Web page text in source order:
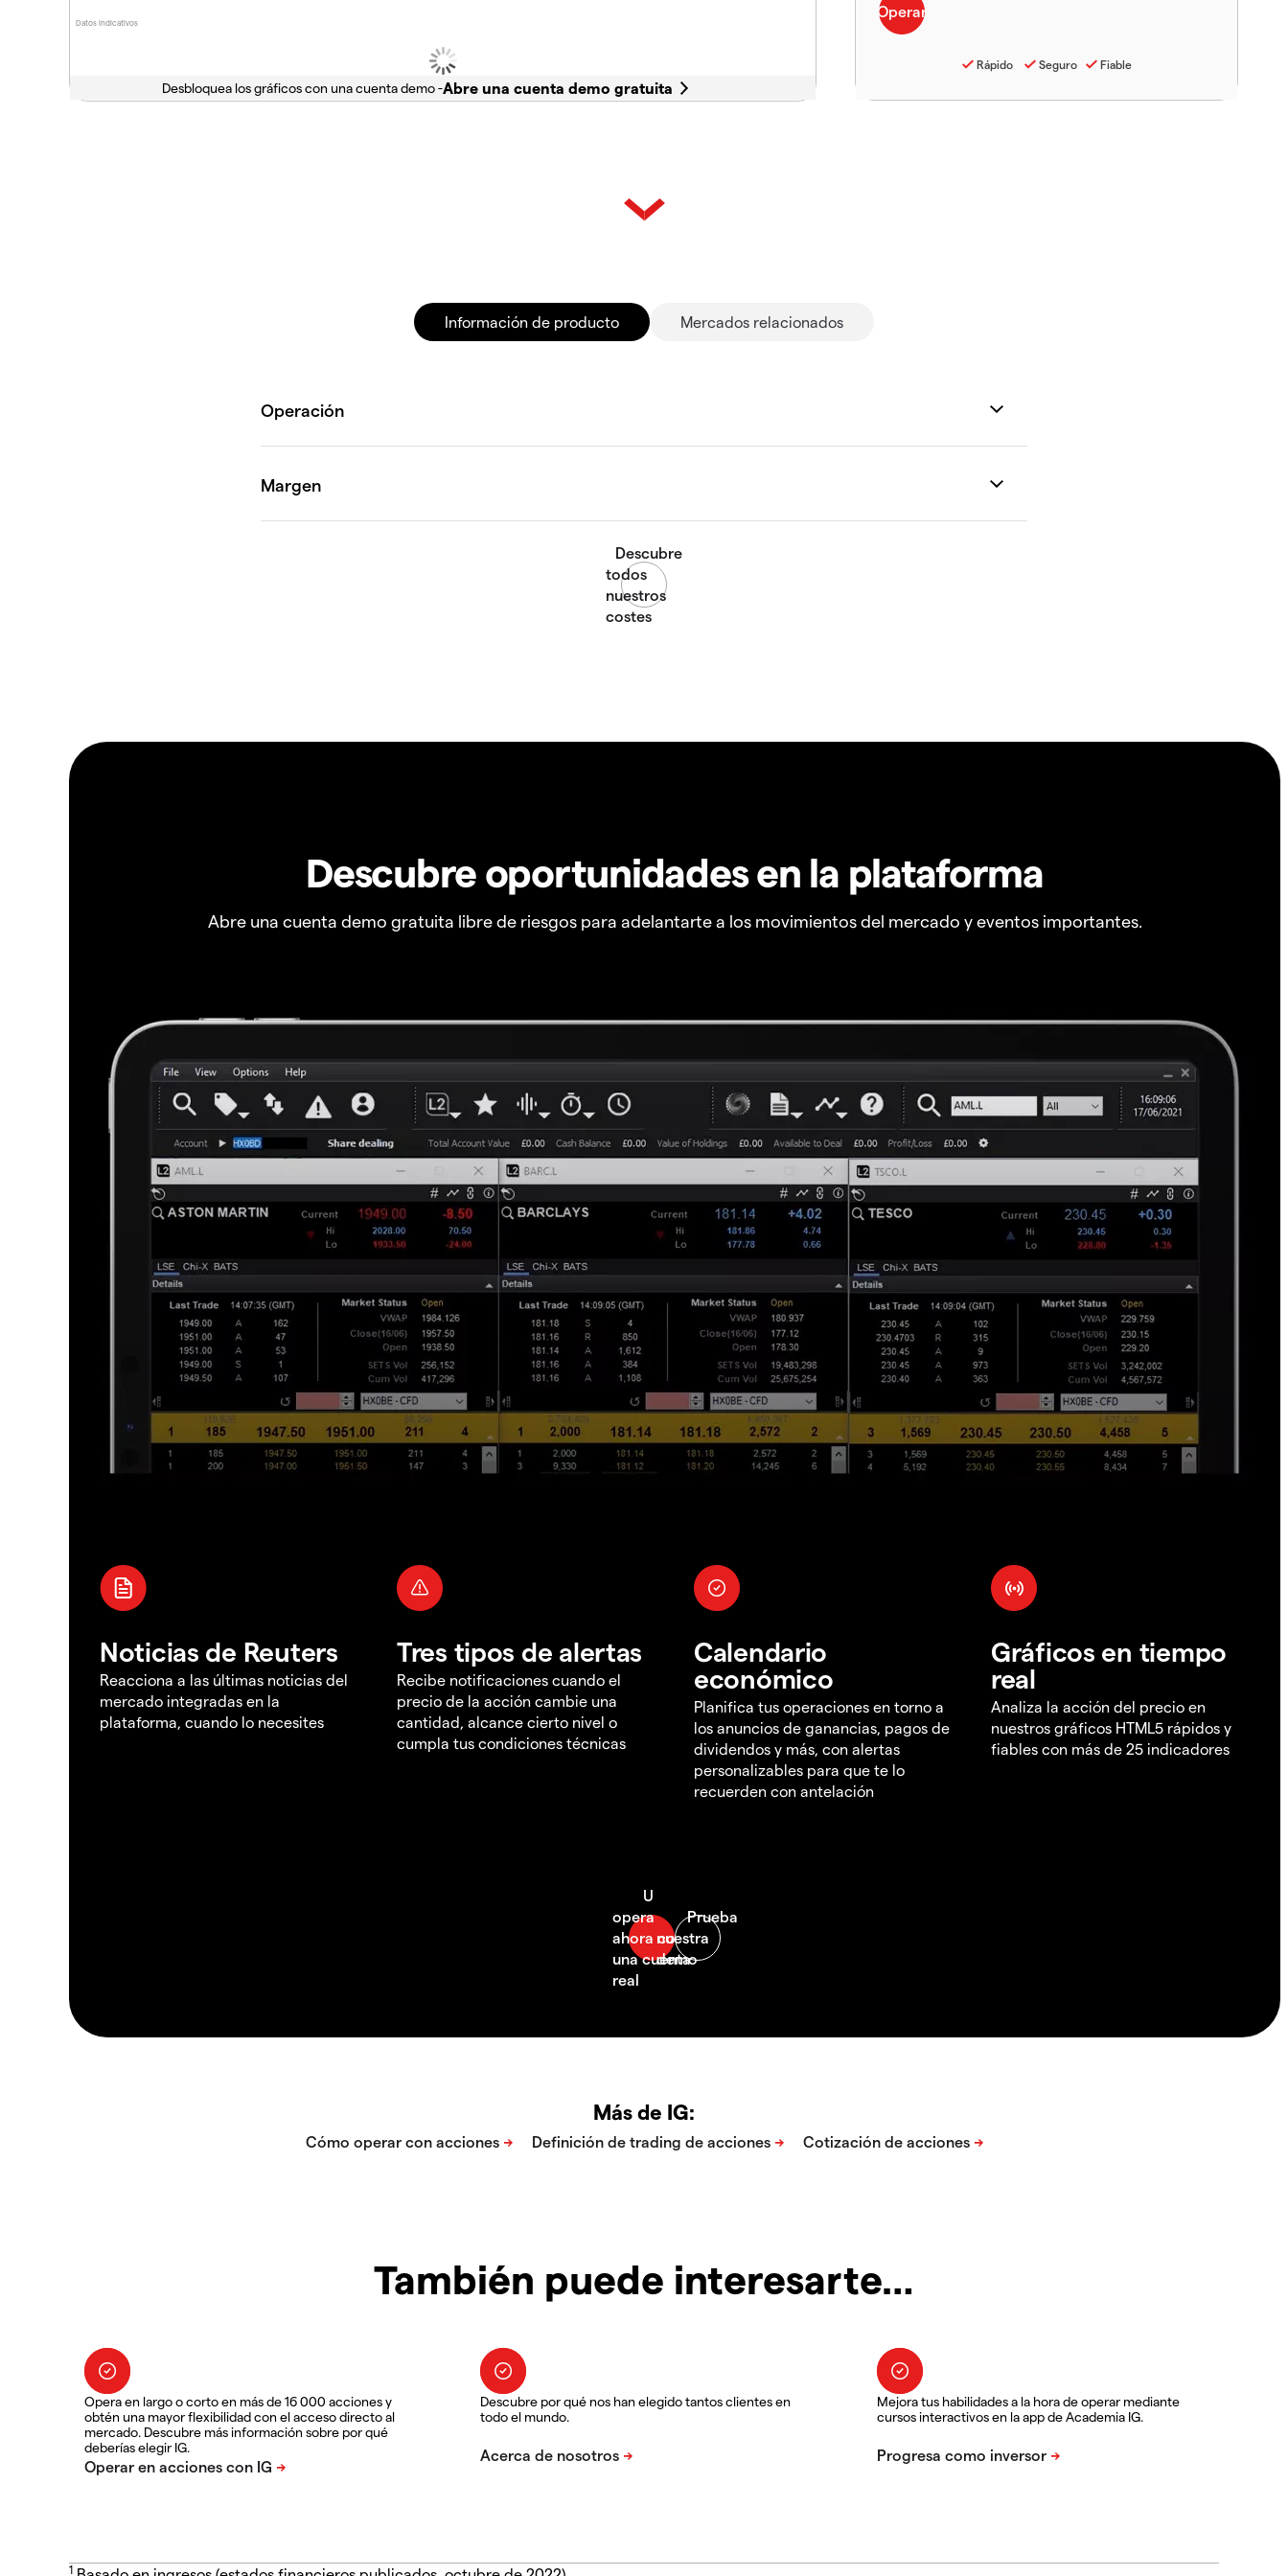
Datos indicativos
Desbloquea los gráficos con una cuenta demo -
Rápido Seguro Fiable
Información de producto Mercados relacionados
Descubre oportunidades en la plataforma
Abre una cuenta demo gratuita libre de riesgos para adelantarte a los movimientos del mercado y eventos importantes.
Noticias de Reuters
Reacciona a las últimas noticias del
mercado integradas en la
plataforma, cuando lo necesites
Tres tipos de alertas
Recibe notificaciones cuando el
precio de la acción cambie una
cantidad, alcance cierto nivel o
cumpla tus condiciones técnicas
Calendario
económico
Planifica tus operaciones en torno a
los anuncios de ganancias, pagos de
dividendos y más, con alertas
personalizables para que te lo
recuerden con antelación
Gráficos en tiempo
real
Analiza la acción del precio en
nuestros gráficos HTML5 rápidos y
fiables con más de 25 indicadores
Más de IG:
También puede interesarte…
Opera en largo o corto en más de 16 000 acciones y
obtén una mayor flexibilidad con el acceso directo al
mercado. Descubre más información sobre por qué
deberías elegir IG.
Descubre por qué nos han elegido tantos clientes en
todo el mundo.
Mejora tus habilidades a la hora de operar mediante
cursos interactivos en la app de Academia IG.
1